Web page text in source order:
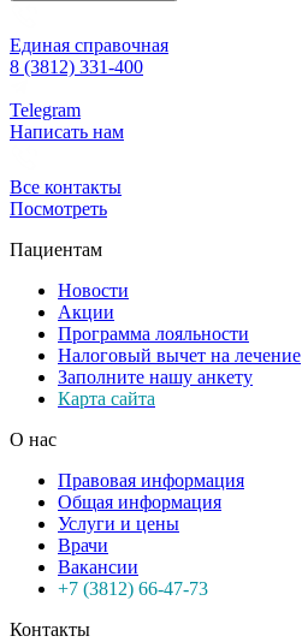
Единая справочная
8 (3812) 331-400
Telegram
Написать нам
Все контакты
Посмотреть
Пациентам
Новости
Акции
Программа лояльности
Налоговый вычет на лечение
Заполните нашу анкету
Карта сайта
О нас
Правовая информация
Общая информация
Услуги и цены
Врачи
Вакансии
+7 (3812) 66-47-73
Контакты